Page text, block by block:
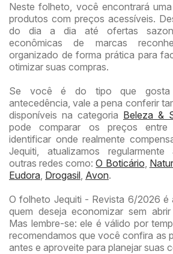
Neste folheto, você encontrará
produtos com preços acessíveis.
do dia a dia até ofertas
econômicas de marcas
organizado de forma prática para
otimizar suas compras.
Se você é do tipo que gosta
antecedência, vale a pena conferir
disponíveis na categoria Beleza &
pode comparar os preços
identificar onde realmente
Jequiti, atualizamos
outras redes como:O Boticário,
Eudora, Drogasil, Avon.
O folheto Jequiti - Revista 6/2026 é
quem deseja economizar sem
Mas lembre-se: ele é válido por
recomendamos que você confira as
antes e aproveite para planejar suas